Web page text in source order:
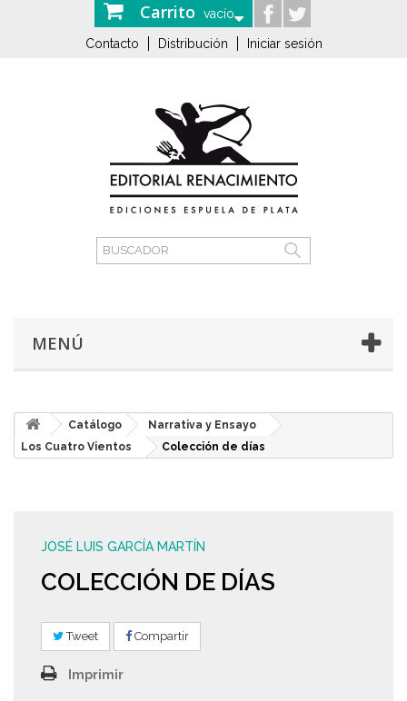
Carrito vacío
Contacto Distribución Iniciar sesión
MENÚ
Catálogo
Narrativa y Ensayo
Los Cuatro Vientos
Colección de días
JOSÉ LUIS GARCÍA MARTÍN
COLECCIÓN DE DÍAS
Tweet Compartir
Imprimir